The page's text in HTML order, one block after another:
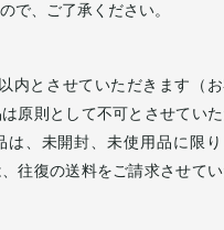
で、ご了承ください。
内とさせていただきます（
原則として不可とさせてい
は、未開封、未使用品に限り
往復の送料をご請求させてい